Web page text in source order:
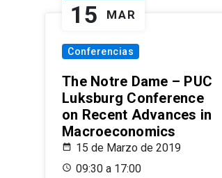
15 MAR
Conferencias
The Notre Dame – PUC
Luksburg Conference
on Recent Advances in
Macroeconomics
15 de Marzo de 2019
09:30 a 17:00